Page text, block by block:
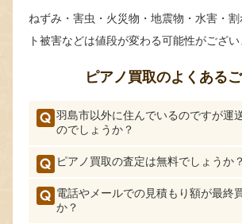
ねずみ・害虫・火災物・地震物・水害・
ト被害などは値段が変わる可能性がござい
ピアノ買取のよくある
羽島市以外に住んでいるのですが運
のでしょうか？
ピアノ買取の査定は無料でしょうか？
電話やメールでの見積もり額が最終
か？